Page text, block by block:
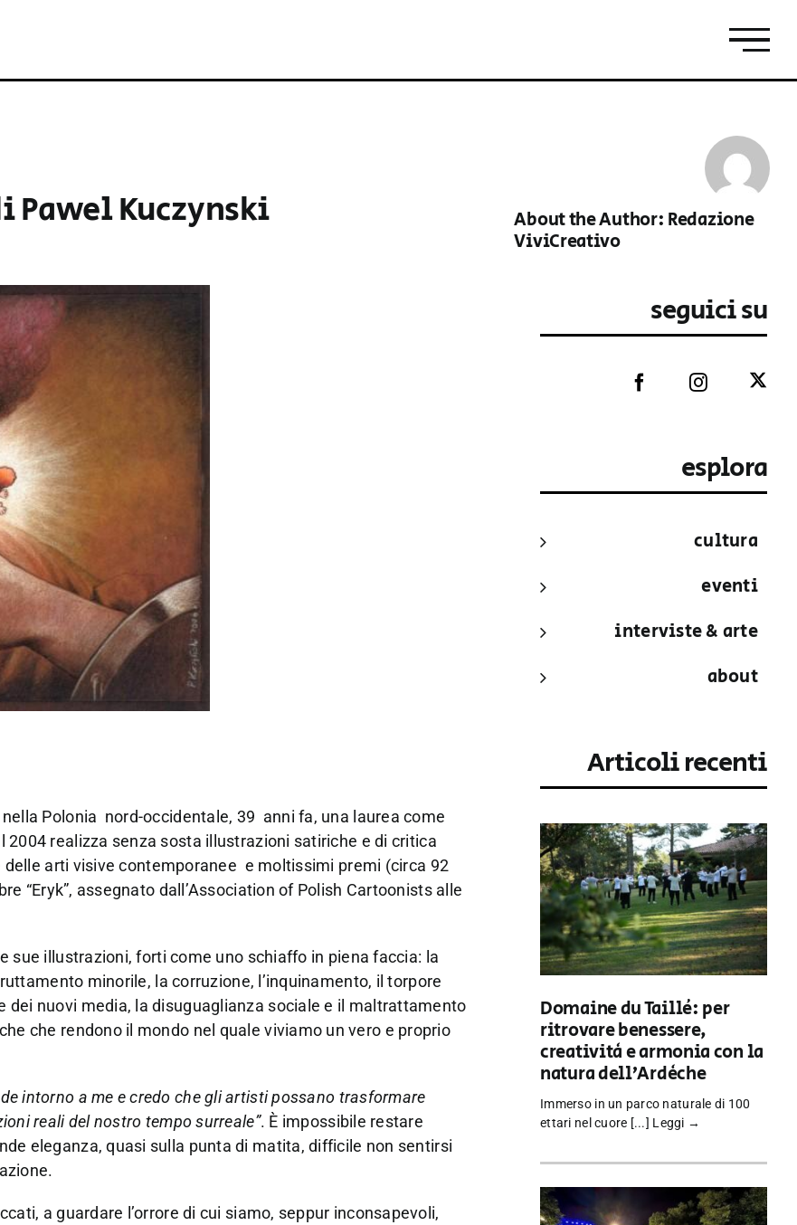
Kuczynski About the Author: Redazione
ViviCreativo
Polonia nord-occidentale, 39 anni fa, una laurea come
2004 realizza senza sosta illustrazioni satiriche e di critica
arti visive contemporanee e moltissimi premi (circa 92
“Eryk”, assegnato dall’Association of Polish Cartoonists alle
sue illustrazioni, forti come uno schiaffo in piena faccia: la
minorile, la corruzione, l’inquinamento, il torpore
nuovi media, la disuguaglianza sociale e il maltrattamento
che rendono il mondo nel quale viviamo un vero e proprio
intorno a me e credo che gli artisti possano trasformare
reali del nostro tempo surreale”. È impossibile restare
eleganza, quasi sulla punta di matita, difficile non sentirsi
a guardare l’orrore di cui siamo, seppur inconsapevoli,
seguici su
esplora
cultura
eventi
interviste & arte
about
Articoli recenti
Domaine du Taillé: per
ritrovare benessere,
creatività e armonia con la
natura dell’Ardèche
Immerso in un parco naturale di 100
ettari nel cuore [...] Leggi →